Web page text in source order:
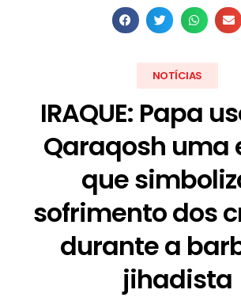
NOTÍCIAS
IRAQUE: Papa
Qaraqosh uma
que
sofrimento dos
durante a
jihadista